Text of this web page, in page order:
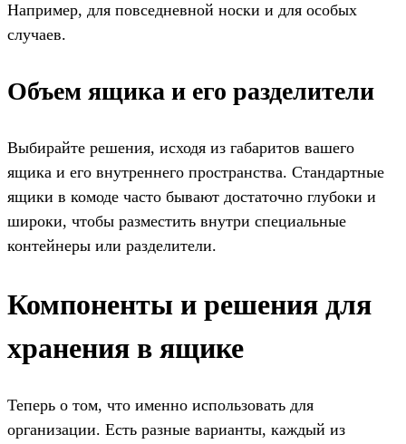
Например, для повседневной носки и для особых
случаев.
Объем ящика и его разделители
Выбирайте решения, исходя из габаритов вашего
ящика и его внутреннего пространства. Стандартные
ящики в комоде часто бывают достаточно глубоки и
широки, чтобы разместить внутри специальные
контейнеры или разделители.
Компоненты и решения для
хранения в ящике
Теперь о том, что именно использовать для
организации. Есть разные варианты, каждый из